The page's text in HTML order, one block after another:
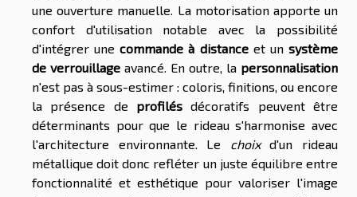
une ouverture manuelle. La motorisation apporte un
confort d'utilisation notable avec la possibilité
d'intégrer unecommande à distanceet unsystème
de verrouillage avancé. En outre, la personnalisation
n'est pas à sous-estimer : coloris, finitions, ou encore
la présence de profilés décoratifs peuvent être
déterminants pour que le rideau s'harmonise avec
l'architecture environnante. Le choixd'un rideau
métallique doit donc refléter un juste équilibre entre
fonctionnalité et esthétique pour valoriser l'image